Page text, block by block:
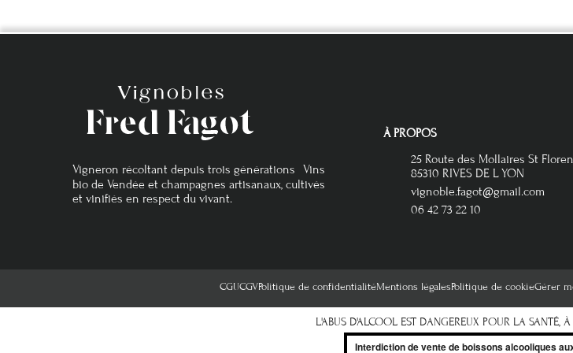
Vigneron récoltant depuis trois générations Vins
bio de Vendée et champagnes artisanaux, cultivés
et vinifiés en respect du vivant.
À PROPOS
25 Route des Mollaires St
85310 RIVES DE L YON
vignoble.fagot@gmail.com
06 42 73 22 10
CGUCGVPolitique de confidentialitéMentions légalesPolitique de cookieGérer
L'ABUS D'ALCOOL EST DANGEREUX POUR LA SANTÉ,
Interdiction de vente de boissons alcooliques